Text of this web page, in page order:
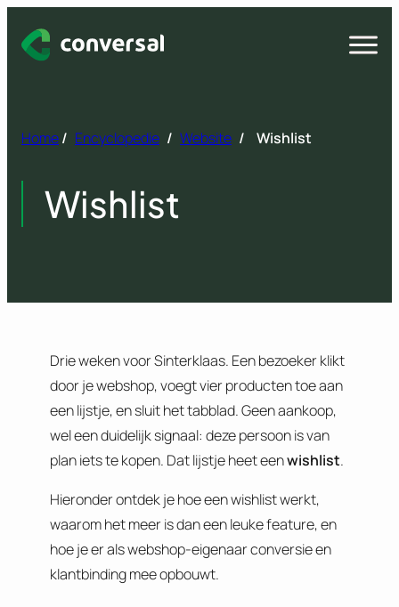
naar
Open
Home/ Encyclopedie / Website / Wishlist
Wishlist
Drie weken voor Sinterklaas. Een bezoeker klikt
door je webshop, voegt vier producten toe aan
een lijstje, en sluit het tabblad. Geen aankoop,
wel een duidelijk signaal: deze persoon is van
plan iets te kopen. Dat lijstje heet eenwishlist.
Hieronder ontdek je hoe een wishlist werkt,
waarom het meer is dan een leuke feature, en
hoe je er als webshop-eigenaar conversie en
klantbinding mee opbouwt.